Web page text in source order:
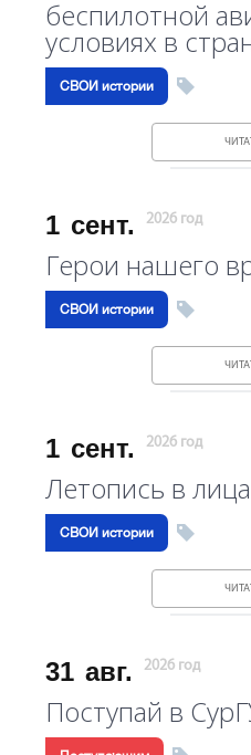
беспилотной
условиях в
СВОИ истории
1 сент. 2026 год
Герои нашего
СВОИ истории
1 сент. 2026 год
Летопись в
СВОИ истории
31 авг. 2026 год
Поступай в